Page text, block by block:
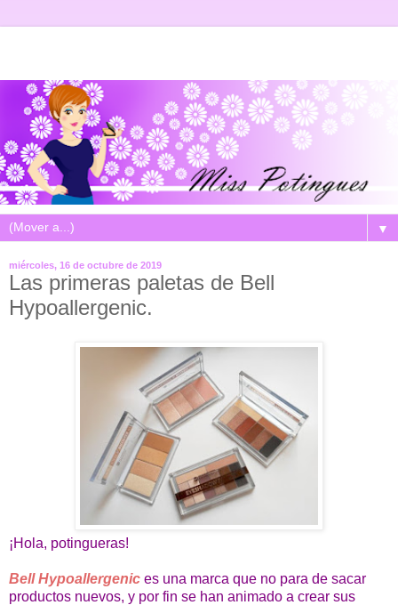
▼
miércoles, 16 de octubre de 2019
Las primeras paletas de Bell
Hypoallergenic.
¡Hola, potingueras!
Bell Hypoallergenic es una marca que no para de sacar
productos nuevos, y por fin se han animado a crear sus